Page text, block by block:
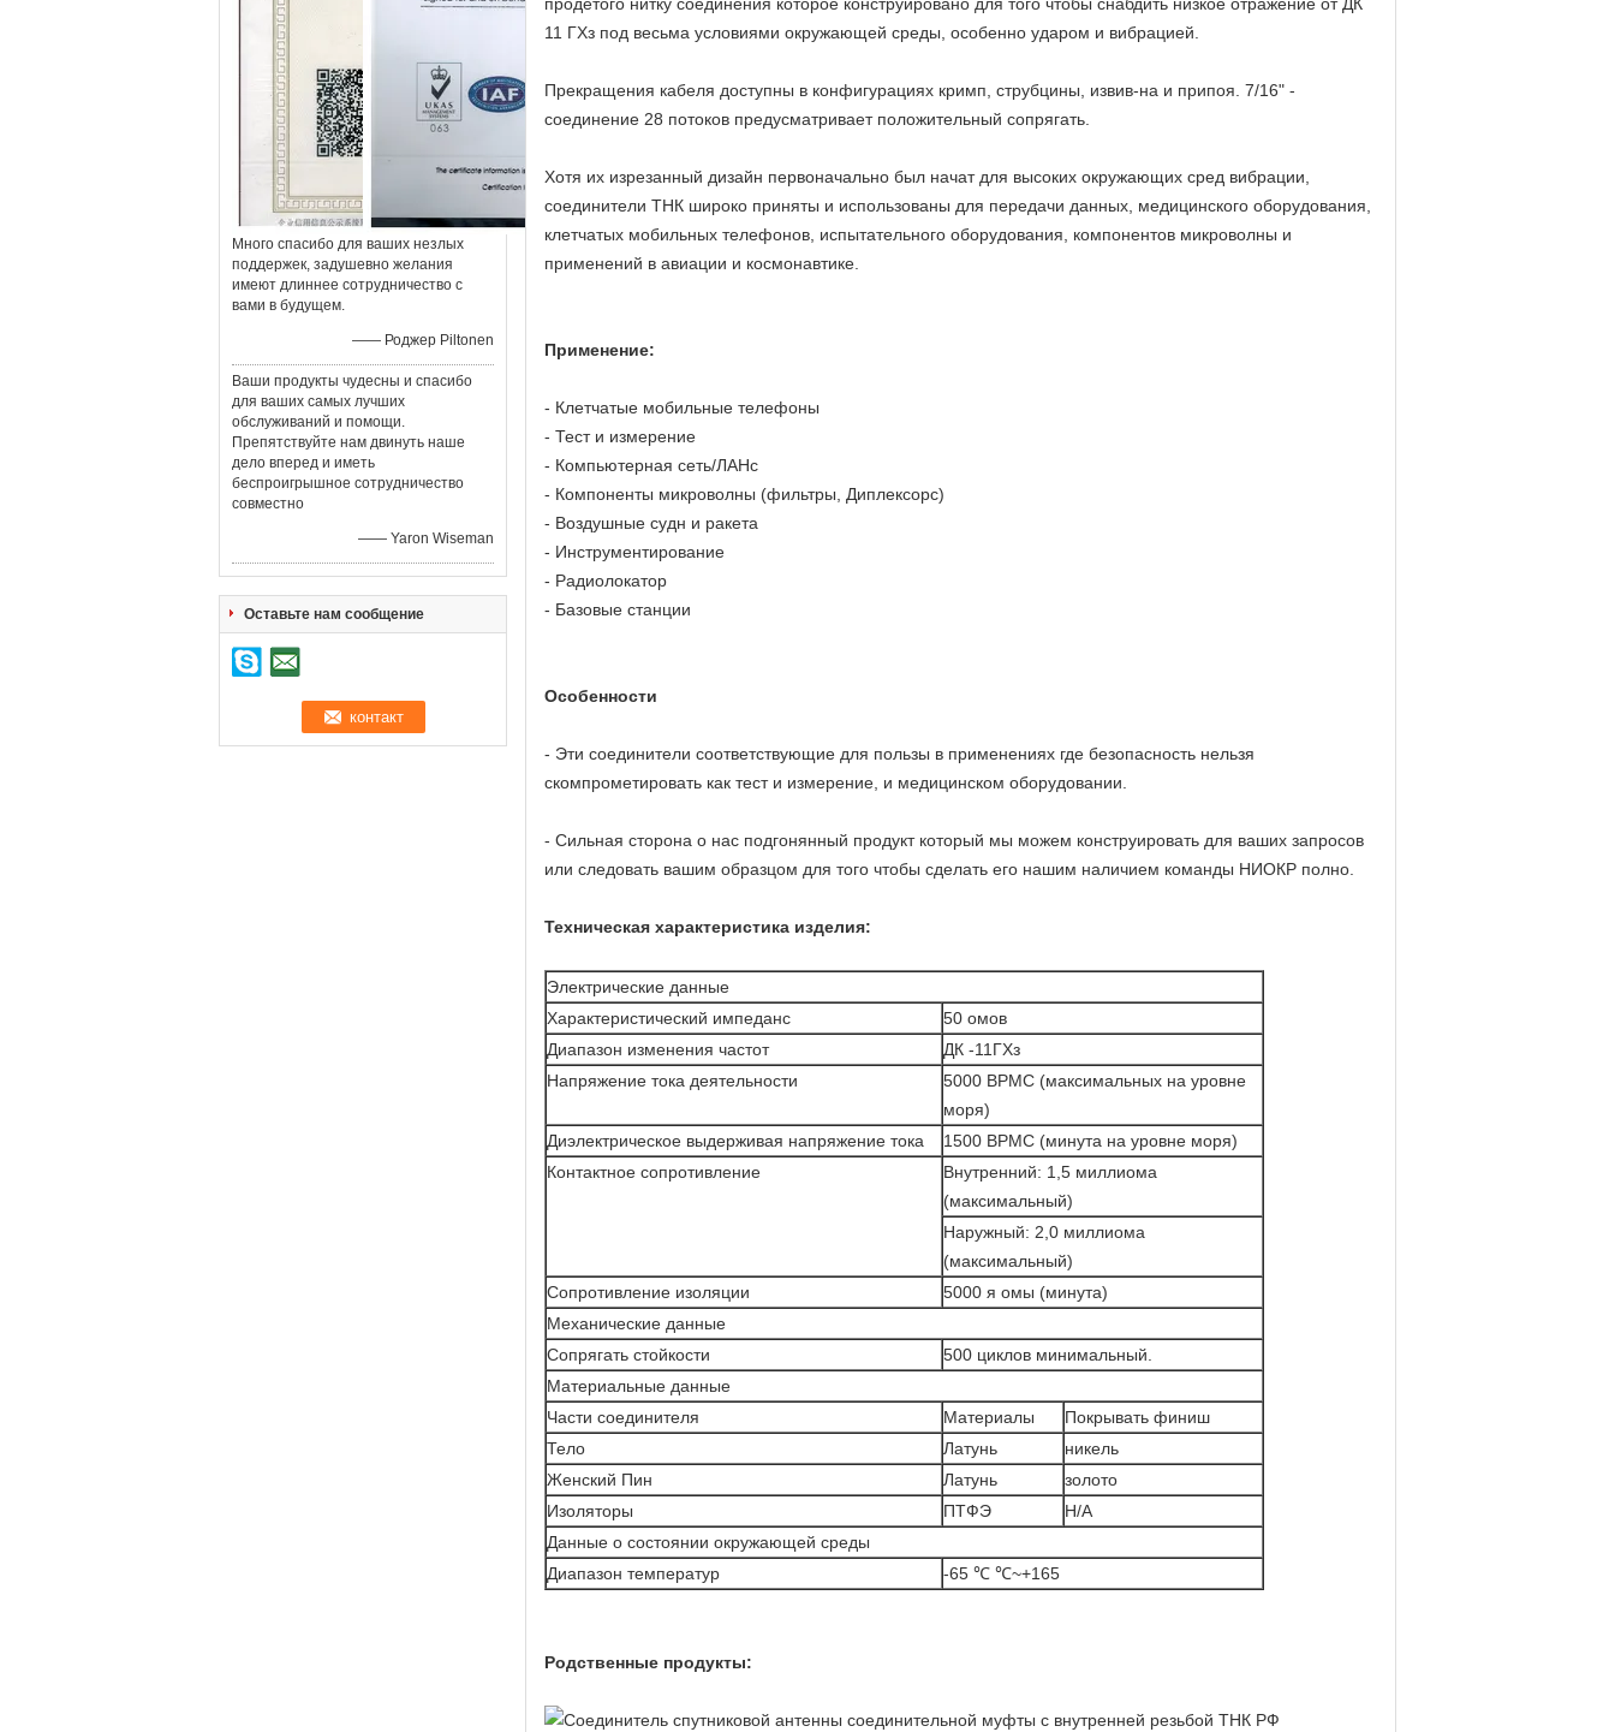
Много спасибо для ваших незлых
поддержек, задушевно желания
имеют длиннее сотрудничество с
вами в будущем.
—— Роджер Piltonen
Ваши продукты чудесны и спасибо
для ваших самых лучших
обслуживаний и помощи.
Препятствуйте нам двинуть наше
дело вперед и иметь
беспроигрышное сотрудничество
совместно
—— Yaron Wiseman
Оставьте нам сообщение
11 ГХз под весьма условиями окружающей среды, особенно ударом и вибрацией.
Прекращения кабеля доступны в конфигурациях кримп, струбцины, извив-на и припоя. 7/16" -
соединение 28 потоков предусматривает положительный сопрягать.
Хотя их изрезанный дизайн первоначально был начат для высоких окружающих сред вибрации,
соединители ТНК широко приняты и использованы для передачи данных, медицинского оборудования,
клетчатых мобильных телефонов, испытательного оборудования, компонентов микроволны и
применений в авиации и космонавтике.
Применение:
- Клетчатые мобильные телефоны
- Тест и измерение
- Компьютерная сеть/ЛАНс
- Компоненты микроволны (фильтры, Диплексорс)
- Воздушные судн и ракета
- Инструментирование
- Радиолокатор
- Базовые станции
Особенности
- Эти соединители соответствующие для пользы в применениях где безопасность нельзя
скомпрометировать как тест и измерение, и медицинском оборудовании.
- Сильная сторона о нас подгонянный продукт который мы можем конструировать для ваших запросов
или следовать вашим образцом для того чтобы сделать его нашим наличием команды НИОКР полно.
Техническая характеристика изделия:
Электрические данные
Характеристический импеданс
50 омов
Диапазон изменения частот
ДК -11ГХз
Напряжение тока деятельности
5000 ВРМС (максимальных на уровне
моря)
Диэлектрическое выдерживая напряжение тока
1500 ВРМС (минута на уровне моря)
Контактное сопротивление
Внутренний: 1,5 миллиома
(максимальный)
Наружный: 2,0 миллиома
(максимальный)
Сопротивление изоляции
5000 я омы (минута)
Механические данные
Сопрягать стойкости
500 циклов минимальный.
Материальные данные
Части соединителя
Материалы
Покрывать финиш
Тело
Латунь
никель
Женский Пин
Латунь
золото
Изоляторы
ПТФЭ
Н/А
Данные о состоянии окружающей среды
Диапазон температур
-65 ℃ ℃~+165
Родственные продукты: